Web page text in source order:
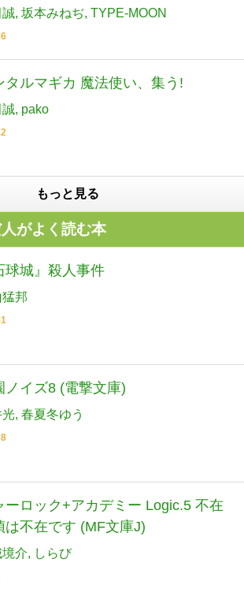
誠 坂本みねぢ TYPE-MOON
タルマギカ 魔法使い、集う!
誠 pako
もっと見る
がよく読む本
球城』殺人事件
邦
ノイズ8 (電撃文庫)
光 春夏冬ゆう
ーロック+アカデミー Logic.5 不在
は不在です (MF文庫J)
介 しらび